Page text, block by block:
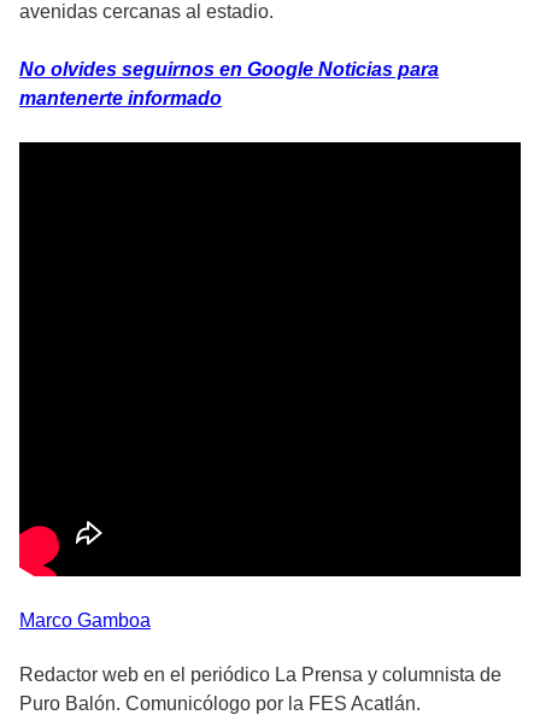
avenidas cercanas al estadio.
No olvides seguirnos en Google Noticias para
mantenerte informado
Marco Gamboa
Redactor web en el periódico La Prensa y columnista de
Puro Balón. Comunicólogo por la FES Acatlán.